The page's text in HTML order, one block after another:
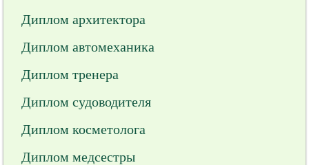
Диплом архитектора
Диплом автомеханика
Диплом тренера
Диплом судоводителя
Диплом косметолога
Диплом медсестры